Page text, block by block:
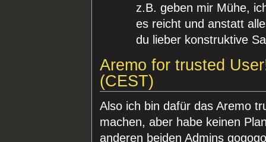
z.B. geben mir Mühe,
es reicht und anstatt
du lieber konstruktive
Aremo for trusted
(CEST)
Also ich bin dafür das Aremo
machen, aber habe keinen
anderen beiden Admins